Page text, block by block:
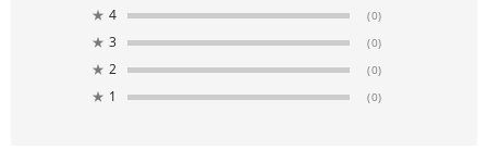
★ 4 (0)
★ 3 (0)
★ 2 (0)
★ 1 (0)